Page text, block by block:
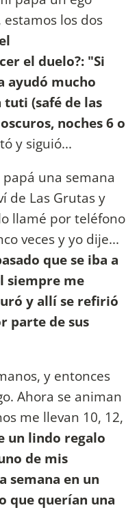
los dos
el duelo?: "Si
ayudó mucho
(safé de las
noches 6 o
y siguió...
una semana
de Las Grutas y
llamé por teléfono
veces y yo dije...
que se iba a
siempre me
y allí se refirió
parte de sus
y entonces
Ahora se animan
me llevan 10, 12,
un lindo regalo
de mis
semana en un
que querían una